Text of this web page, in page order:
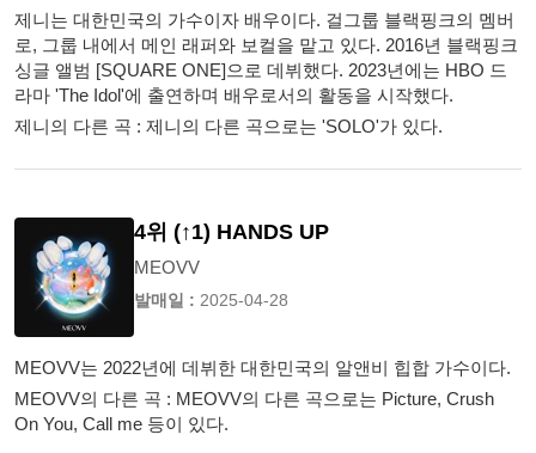
제니는 대한민국의 가수이자 배우이다. 걸그룹 블랙핑크의 멤버
로, 그룹 내에서 메인 래퍼와 보컬을 맡고 있다. 2016년 블랙핑크
싱글 앨범 [SQUARE ONE]으로 데뷔했다. 2023년에는 HBO 드
라마 'The Idol'에 출연하며 배우로서의 활동을 시작했다.
제니의 다른 곡 : 제니의 다른 곡으로는 'SOLO'가 있다.
4위 (↑1) HANDS UP
MEOVV
발매일 : 2025-04-28
MEOVV는 2022년에 데뷔한 대한민국의 알앤비 힙합 가수이다.
MEOVV의 다른 곡 : MEOVV의 다른 곡으로는 Picture, Crush
On You, Call me 등이 있다.